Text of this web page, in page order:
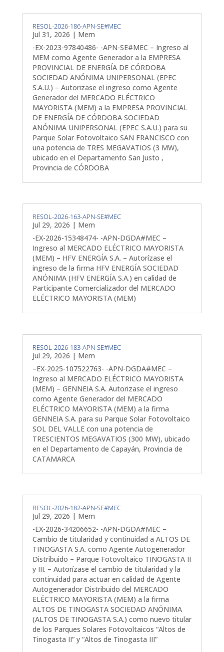
RESOL-2026-186-APN-SE#MEC
Jul 31, 2026 | Mem
-EX-2023-97840486- -APN-SE#MEC – Ingreso al
MEM como Agente Generador a la EMPRESA
PROVINCIAL DE ENERGÍA DE CÓRDOBA
SOCIEDAD ANÓNIMA UNIPERSONAL (EPEC
S.A.U.) – Autorizase el ingreso como Agente
Generador del MERCADO ELÉCTRICO
MAYORISTA (MEM) a la EMPRESA PROVINCIAL
DE ENERGÍA DE CÓRDOBA SOCIEDAD
ANÓNIMA UNIPERSONAL (EPEC S.A.U.) para su
Parque Solar Fotovoltaico SAN FRANCISCO con
una potencia de TRES MEGAVATIOS (3 MW),
ubicado en el Departamento San Justo ,
Provincia de CÓRDOBA
RESOL-2026-163-APN-SE#MEC
Jul 29, 2026 | Mem
-EX-2026-15348474- -APN-DGDA#MEC –
Ingreso al MERCADO ELÉCTRICO MAYORISTA
(MEM) – HFV ENERGÍA S.A. – Autorízase el
ingreso de la firma HFV ENERGÍA SOCIEDAD
ANÓNIMA (HFV ENERGÍA S.A.) en calidad de
Participante Comercializador del MERCADO
ELÉCTRICO MAYORISTA (MEM)
RESOL-2026-183-APN-SE#MEC
Jul 29, 2026 | Mem
–EX-2025-107522763- -APN-DGDA#MEC –
Ingreso al MERCADO ELÉCTRICO MAYORISTA
(MEM) – GENNEIA S.A. Autorizase el ingreso
como Agente Generador del MERCADO
ELÉCTRICO MAYORISTA (MEM) a la firma
GENNEIA S.A. para su Parque Solar Fotovoltaico
SOL DEL VALLE con una potencia de
TRESCIENTOS MEGAVATIOS (300 MW), ubicado
en el Departamento de Capayán, Provincia de
CATAMARCA
RESOL-2026-182-APN-SE#MEC
Jul 29, 2026 | Mem
-EX-2026-34206652- -APN-DGDA#MEC –
Cambio de titularidad y continuidad a ALTOS DE
TINOGASTA S.A. como Agente Autogenerador
Distribuido – Parque Fotovoltaico TINOGASTA II
y III. – Autorízase el cambio de titularidad y la
continuidad para actuar en calidad de Agente
Autogenerador Distribuido del MERCADO
ELÉCTRICO MAYORISTA (MEM) a la firma
ALTOS DE TINOGASTA SOCIEDAD ANÓNIMA
(ALTOS DE TINOGASTA S.A.) como nuevo titular
de los Parques Solares Fotovoltaicos “Altos de
Tinogasta II” y “Altos de Tinogasta III”